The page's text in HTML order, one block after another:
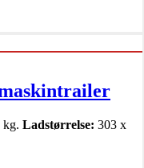
kg. Ladstørrelse: 303 x